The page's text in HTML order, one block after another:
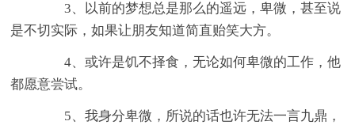
3、以前的梦想总是那么的遥远，卑微，甚至说
是不切实际，如果让朋友知道简直贻笑大方。
4、或许是饥不择食，无论如何卑微的工作，他
都愿意尝试。
5、我身分卑微，所说的话也许无法一言九鼎，